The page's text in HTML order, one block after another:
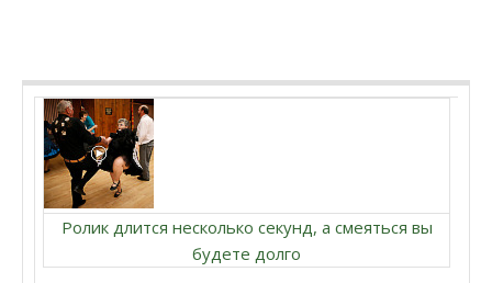
Ролик длится несколько секунд, а смеяться вы
будете долго